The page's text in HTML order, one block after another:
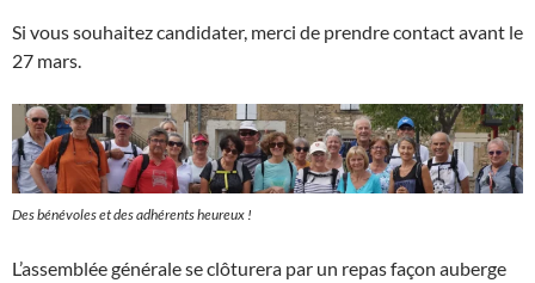
Si vous souhaitez candidater, merci de prendre contact avant le
27 mars.
Des bénévoles et des adhérents heureux !
L’assemblée générale se clôturera par un repas façon auberge